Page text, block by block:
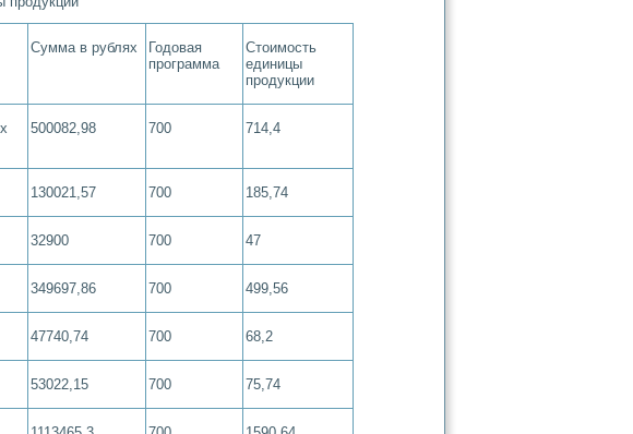
Сумма в рублях
Годовая
программа
Стоимость
единицы
продукции
500082,98 700 714,4
130021,57 700 185,74
32900 700 47
349697,86 700 499,56
47740,74 700 68,2
53022,15 700 75,74